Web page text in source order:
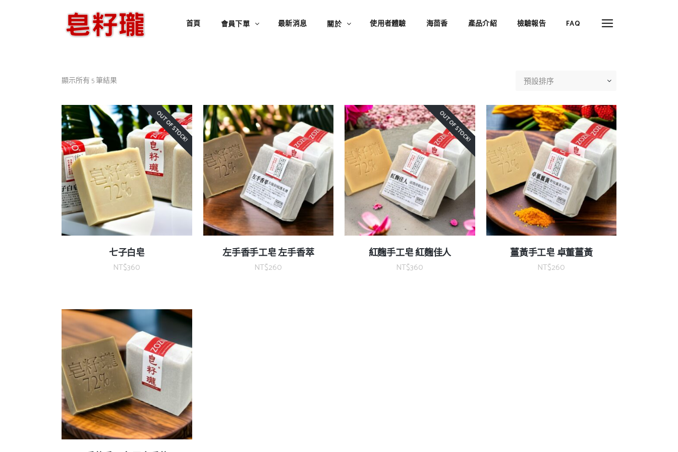
首頁 會員下單 最新消息 關於 使用者體驗 海茴香 產品介紹 檢驗報告 FAQ
顯示所有 5 筆結果 預設排序
OUT OF STOCK!
七子白皂
NT$360
左手香手工皂 左手香萃
NT$260
OUT OF STOCK!
紅麴手工皂 紅麴佳人
NT$360
薑黃手工皂 卓董薑黃
NT$260